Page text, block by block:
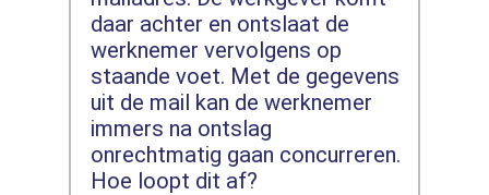
daar achter en ontslaat de
werknemer vervolgens op
staande voet. Met de gegevens
uit de mail kan de werknemer
immers na ontslag
onrechtmatig gaan concurreren.
Hoe loopt dit af?